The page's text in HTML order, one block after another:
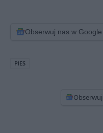
Obserwuj nas w Google
PIES